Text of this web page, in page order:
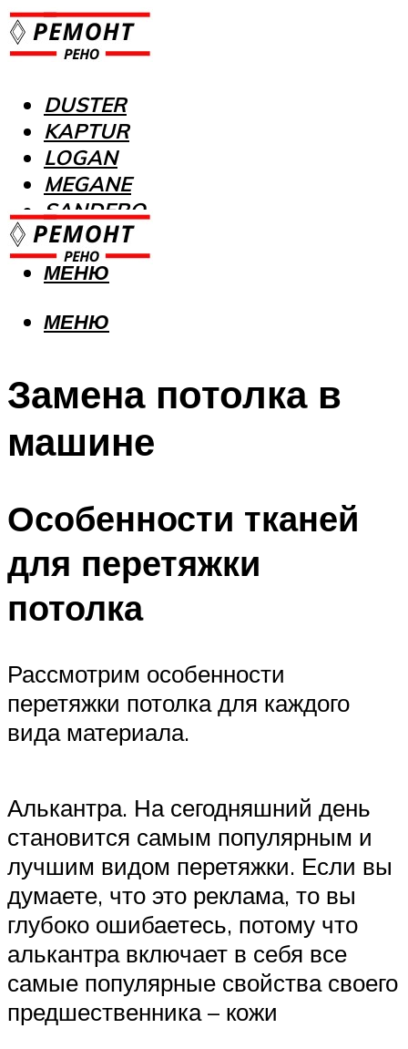
DUSTER
KAPTUR
LOGAN
MEGANE
SANDERO
МЕНЮ
МЕНЮ
Замена потолка в
машине
Особенности тканей
для перетяжки
потолка
Рассмотрим особенности
перетяжки потолка для каждого
вида материала.
Алькантра. На сегодняшний день
становится самым популярным и
лучшим видом перетяжки. Если вы
думаете, что это реклама, то вы
глубоко ошибаетесь, потому что
алькантра включает в себя все
самые популярные свойства своего
предшественника – кожи